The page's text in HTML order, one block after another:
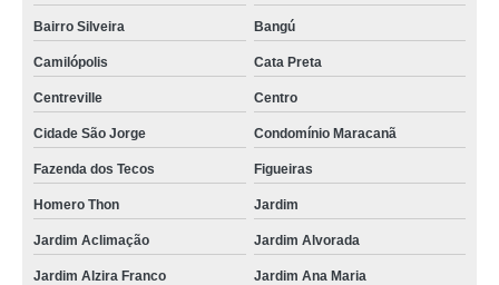
Bairro Silveira Bangú
Camilópolis Cata Preta
Centreville Centro
Cidade São Jorge Condomínio Maracanã
Fazenda dos Tecos Figueiras
Homero Thon Jardim
Jardim Aclimação Jardim Alvorada
Jardim Alzira Franco Jardim Ana Maria